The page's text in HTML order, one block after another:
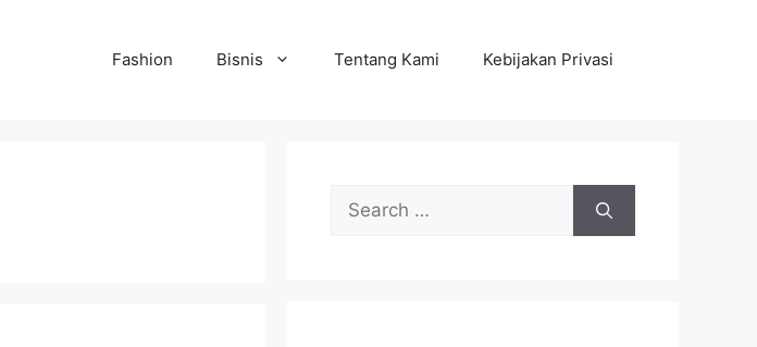
Fashion Bisnis Tentang Kami Kebijakan Privasi
Search
for: